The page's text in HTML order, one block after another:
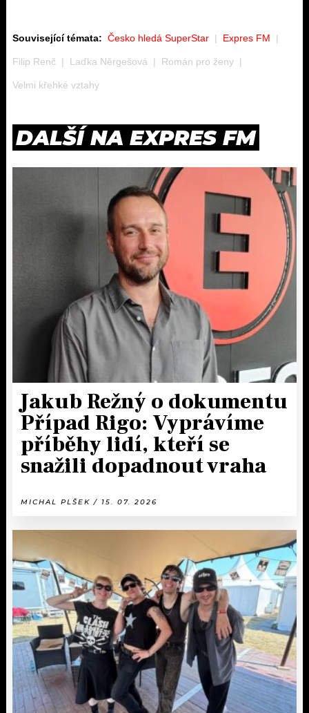
Související témata: Česko hledá SuperStar Expres FM
Filip Renč Laďka Něrgešová Román pro ženy
Velmi křehké vztahy
DALŠÍ NA EXPRES FM
Jakub Režný o dokumentu
Případ Rigo: Vyprávíme
příběhy lidí, kteří se
snažili dopadnout vraha
MICHAL PLŠEK / 15. 07. 2026